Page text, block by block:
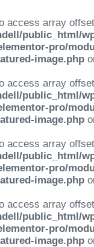
access array
public_html/
pro/
image.php
access array
public_html/
pro/
image.php
access array
public_html/
pro/
image.php
access array
public_html/
pro/
image.php